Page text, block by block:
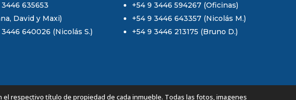
3446 635653
David y Maxi)
3446 640026 (Nicolás S.)
+54 9 3446 594267 (Oficinas)
+54 9 3446 643357 (Nicolás M.)
+54 9 3446 213175 (Bruno D.)
respectivo título de propiedad de cada inmueble. Todas las fotos, imagenes